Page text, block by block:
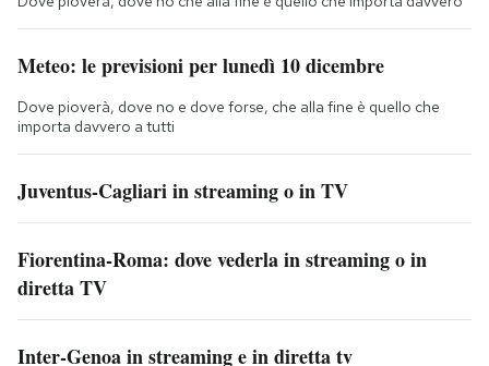
Meteo: le previsioni per lunedì 10 dicembre
Dove pioverà, dove no e dove forse, che alla fine è quello che
importa davvero a tutti
Juventus-Cagliari in streaming o in TV
Fiorentina-Roma: dove vederla in streaming o in
diretta TV
Inter-Genoa in streaming e in diretta tv